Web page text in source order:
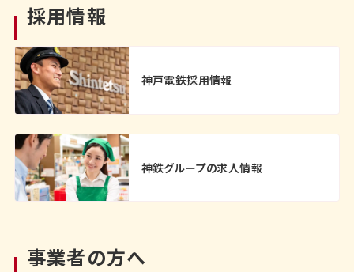
採用情報
神戸電鉄採用情報
神鉄グループの求人情報
事業者の方へ